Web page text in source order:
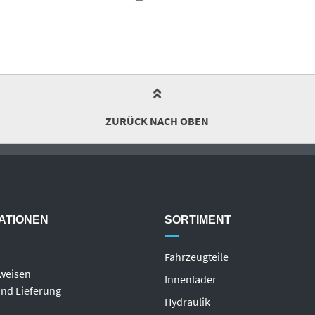
ZURÜCK NACH OBEN
Lieferung
SORTIMENT
Fahrzeugteile
Innenlader
Hydraulik